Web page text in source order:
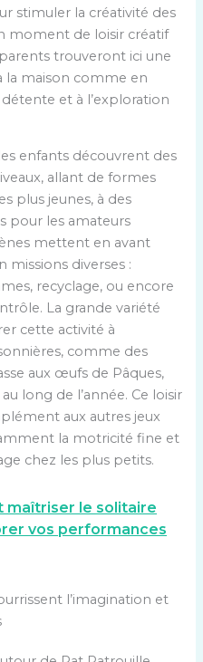
stimuler la créativité des
moment de loisir créatif
trouveront ici une
la maison comme en
et à l’exploration
enfants découvrent des
allant de formes
plus jeunes, à des
pour les amateurs
mettent en avant
missions diverses :
recyclage, ou encore
La grande variété
cette activité à
comme des
aux œufs de Pâques,
long de l’année. Ce loisir
aux autres jeux
la motricité fine et
chez les plus petits.
maîtriser le solitaire
vos performances
l’imagination et